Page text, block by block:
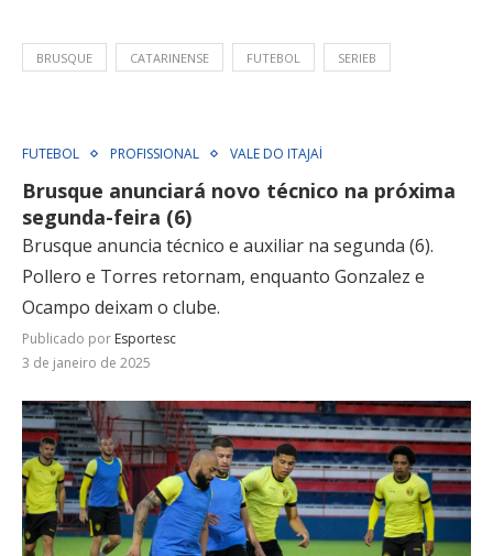
BRUSQUE CATARINENSE FUTEBOL SERIEB
FUTEBOL PROFISSIONAL VALE DO ITAJAÍ
Brusque anunciará novo técnico na próxima
segunda-feira (6)
Brusque anuncia técnico e auxiliar na segunda (6).
Pollero e Torres retornam, enquanto Gonzalez e
Ocampo deixam o clube.
Publicado por Esportesc
3 de janeiro de 2025